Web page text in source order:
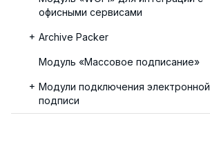
офисными сервисами
Archive Packer
Модуль «Массовое подписание»
Модули подключения электронной
подписи